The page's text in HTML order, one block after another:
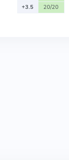
+3.5
20/20